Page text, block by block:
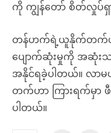
ကို ကျွန်တော် စိတ်လှုပ်ရှာ
တန်ဟက်ရဲ့ယူနိုက်တက်ဟ
ပျောက်ဆုံးမှုကို အဆုံးသ
အနိုင်ရခဲ့ပါတယ်။ လာ
တက်ဟာ ကြားရက်မှာ ဖီ
ပါတယ်။